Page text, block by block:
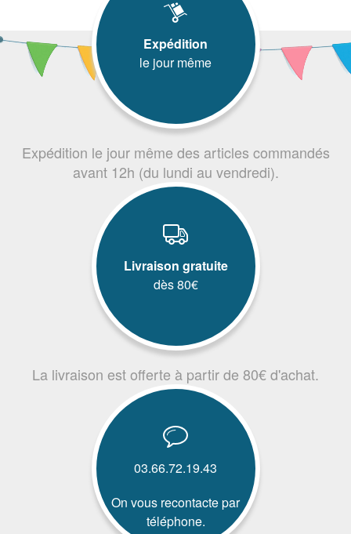
Expédition
le jour même
Expédition le jour même des articles commandés
avant 12h (du lundi au vendredi).
Livraison gratuite
dès 80€
La livraison est offerte à partir de 80€ d'achat.
03.66.72.19.43
On vous recontacte par
téléphone.